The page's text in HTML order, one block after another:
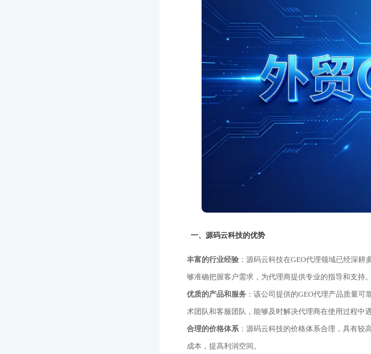
一、源码云科技的优势
丰富的行业经验 ：源码云科技在GEO代理领域已经深
够准确把握客户需求，为代理商提供专业的指导和支持。
优质的产品和服务 ：该公司提供的GEO代理产品质量
术团队和客服团队，能够及时解决代理商在使用过程中
合理的价格体系：源码云科技的价格体系合理，具有较
成本，提高利润空间。